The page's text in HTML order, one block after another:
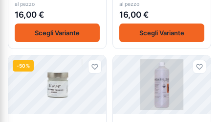
al pezzo
16,00 €
Scegli Variante
al pezzo
16,00 €
Scegli Variante
-50%